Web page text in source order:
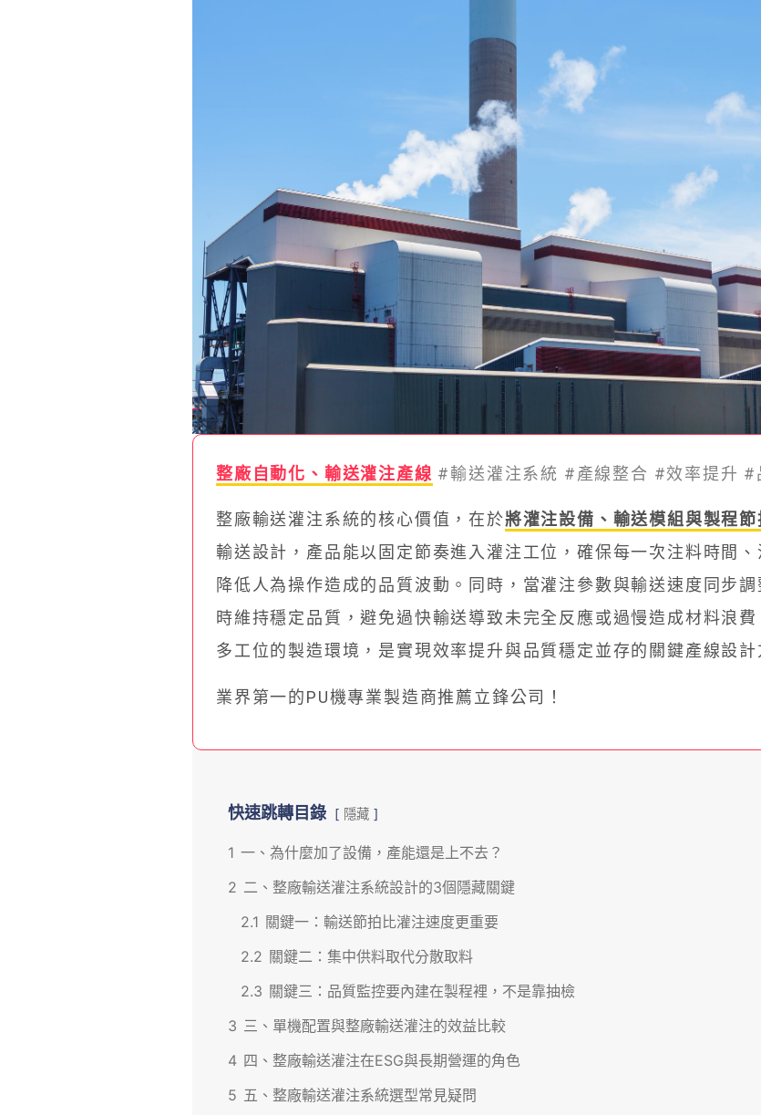
整廠自動化、輸送灌注產線 #輸送灌注系統 #產線整合 #效率提升 #
整廠輸送灌注系統的核心價值，在於將灌注設備、輸送模組與製程
輸送設計，產品能以固定節奏進入灌注工位，確保每一次注料時間
降低人為操作造成的品質波動。同時，當灌注參數與輸送速度同步
時維持穩定品質，避免過快輸送導致未完全反應或過慢造成材料浪
多工位的製造環境，是實現效率提升與品質穩定並存的關鍵產線設計
業界第一的PU機專業製造商推薦立鋒公司！
快速跳轉目錄 隱藏
1 一、為什麼加了設備，產能還是上不去？
2 二、整廠輸送灌注系統設計的3個隱藏關鍵
2.1 關鍵一：輸送節拍比灌注速度更重要
2.2 關鍵二：集中供料取代分散取料
2.3 關鍵三：品質監控要內建在製程裡，不是靠抽檢
3 三、單機配置與整廠輸送灌注的效益比較
4 四、整廠輸送灌注在ESG與長期營運的角色
5 五、整廠輸送灌注系統選型常見疑問